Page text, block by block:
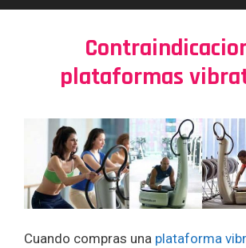
plataformas
Cuando compras una plataforma